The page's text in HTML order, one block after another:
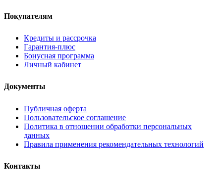
Покупателям
Кредиты и рассрочка
Гарантия-плюс
Бонусная программа
Личный кабинет
Документы
Публичная оферта
Пользовательское соглашение
Политика в отношении обработки персональных
данных
Правила применения рекомендательных технологий
Контакты